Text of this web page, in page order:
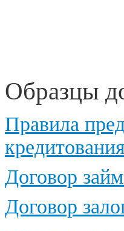
Образцы
Правила
Договор
Договор